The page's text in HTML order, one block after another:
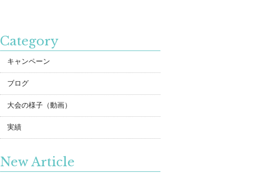
Category
キャンペーン
ブログ
大会の様子（動画）
実績
New Article